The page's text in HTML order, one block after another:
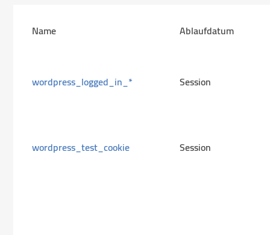
Name Ablaufdatum
wordpress_logged_in_* Session
wordpress_test_cookie Session